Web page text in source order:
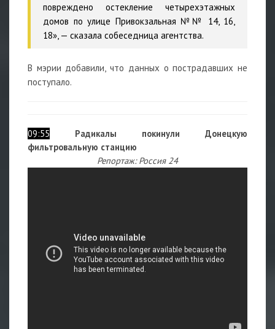
повреждено остекление четырехэтажных
домов по улице Привокзальная №№ 14, 16,
18», — сказала собеседница агентства.
В мэрии добавили, что данных о пострадавших не
поступало.
09:55
Радикалы покинули Донецкую
фильтровальную станцию
Репортаж: Россия 24